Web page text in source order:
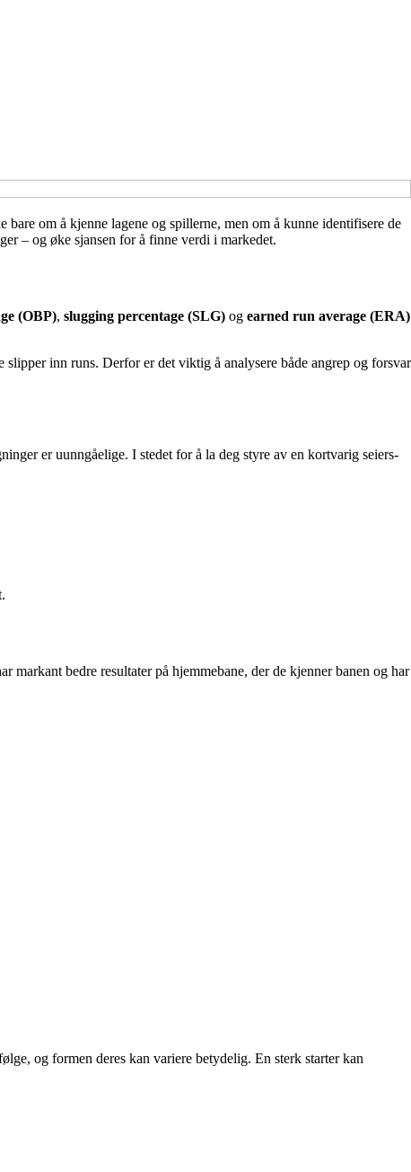
om å kjenne lagene og spillerne, men om å kunne identifisere de
– og øke sjansen for å finne verdi i markedet.
(OBP), slugging percentage (SLG) og earned run average (ERA)
inn runs. Derfor er det viktig å analysere både angrep og forsvar
er uunngåelige. I stedet for å la deg styre av en kortvarig seiers-
markant bedre resultater på hjemmebane, der de kjenner banen og har
og formen deres kan variere betydelig. En sterk starter kan